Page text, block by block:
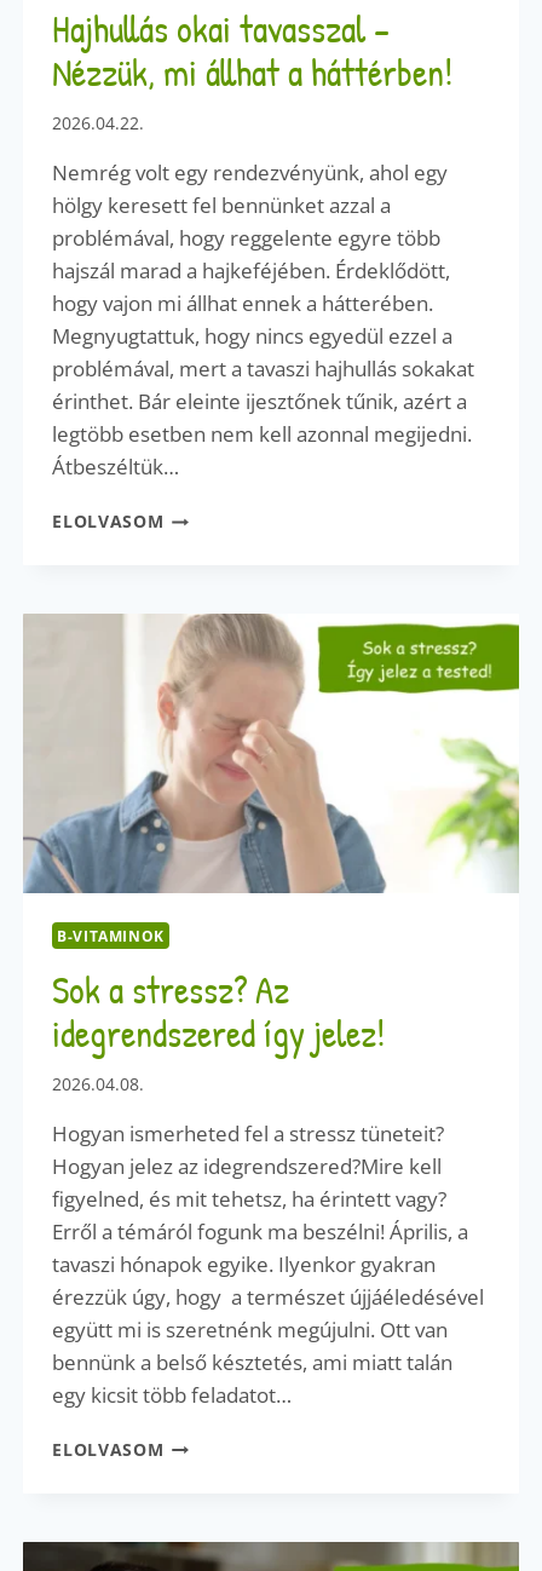
Hajhullás okai tavasszal –
Nézzük, mi állhat a háttérben!
2026.04.22.
Nemrég volt egy rendezvényünk, ahol egy
hölgy keresett fel bennünket azzal a
problémával, hogy reggelente egyre több
hajszál marad a hajkeféjében. Érdeklődött,
hogy vajon mi állhat ennek a hátterében.
Megnyugtattuk, hogy nincs egyedül ezzel a
problémával, mert a tavaszi hajhullás sokakat
érinthet. Bár eleinte ijesztőnek tűnik, azért a
legtöbb esetben nem kell azonnal megijedni.
Átbeszéltük…
ELOLVASOM HAJHULLÁS
NÉZZÜK,
MI
ÁLLHAT
A
HÁTTÉRBEN!
B-VITAMINOK
Sok a stressz? Az
idegrendszered így jelez!
2026.04.08.
Hogyan ismerheted fel a stressz tüneteit?
Hogyan jelez az idegrendszered?Mire kell
figyelned, és mit tehetsz, ha érintett vagy?
Erről a témáról fogunk ma beszélni! Április, a
tavaszi hónapok egyike. Ilyenkor gyakran
érezzük úgy, hogy a természet újjáéledésével
együtt mi is szeretnénk megújulni. Ott van
bennünk a belső késztetés, ami miatt talán
egy kicsit több feladatot…
ELOLVASOM SOK
IDEGRENDSZERED